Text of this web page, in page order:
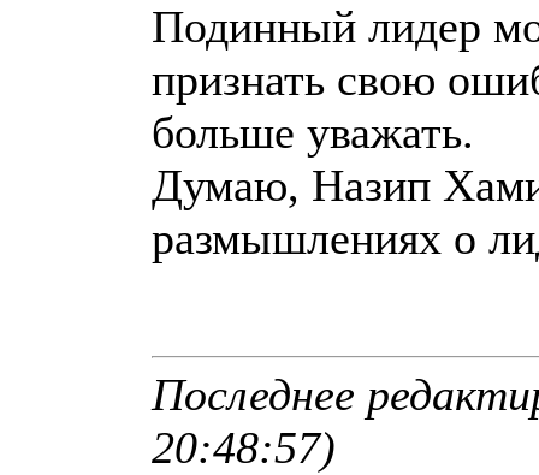
Подинный лидер
признать свою
больше уважать.
Думаю, Назип
размышлениях о
Последнее
20:48:57)